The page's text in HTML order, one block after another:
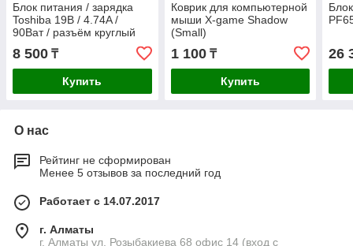
Блок питания / зарядка
Toshiba 19В / 4.74A /
90Ват / разъём круглый
5.5x2.5мм
8 500 ₸
Купить
Коврик для компьютерной
мыши X-game Shadow
(Small)
1 100₸
Купить
26
О нас
Рейтинг не сформирован
Менее 5 отзывов за последний год
Работает с 14.07.2017
г. Алматы
г. Алматы ул. Розыбакиева 68 офис 14 (вход с